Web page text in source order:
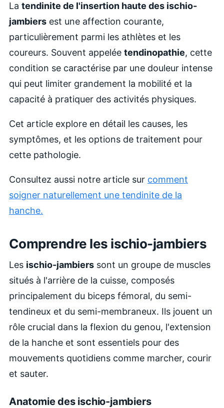
La tendinite de l'insertion haute des ischio-
jambiers est une affection courante,
particulièrement parmi les athlètes et les
coureurs. Souvent appelée tendinopathie, cette
condition se caractérise par une douleur intense
qui peut limiter grandement la mobilité et la
capacité à pratiquer des activités physiques.
Cet article explore en détail les causes, les
symptômes, et les options de traitement pour
cette pathologie.
Consultez aussi notre article sur comment
soigner naturellement une tendinite de la
hanche.
Comprendre les ischio-jambiers
Les ischio-jambiers sont un groupe de muscles
situés à l'arrière de la cuisse, composés
principalement du biceps fémoral, du semi-
tendineux et du semi-membraneux. Ils jouent un
rôle crucial dans la flexion du genou, l'extension
de la hanche et sont essentiels pour des
mouvements quotidiens comme marcher, courir
et sauter.
Anatomie des ischio-jambiers